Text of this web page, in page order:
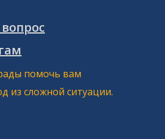
помочь вам
из сложной ситуации.